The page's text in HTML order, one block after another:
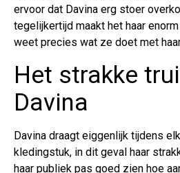
ervoor dat Davina erg stoer
tegelijkertijd maakt het haar
weet precies wat ze doet met
Het strakke
Davina
Davina draagt eiggenlijk tijdens
kledingstuk, in dit geval haar
haar publiek pas goed zien hoe